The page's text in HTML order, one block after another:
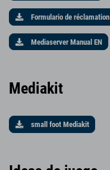
Formulario de réclamation
Mediaserver Manual EN
Mediakit
small foot Mediakit